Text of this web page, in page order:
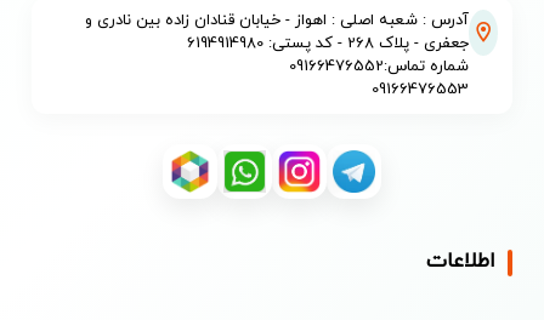
آدرس : شعبه اصلی : اهواز - خیابان قنادان زاده بین نادری و
جعفری - پلاک 268 - کد پستی: 6194914980
شماره تماس:09166476552
09166476553
اطلاعات